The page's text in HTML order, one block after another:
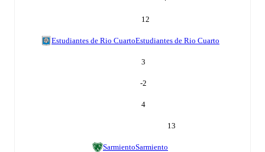
12
Estudiantes de Rio CuartoEstudiantes de Rio Cuarto
3
-2
4
13
SarmientoSarmiento